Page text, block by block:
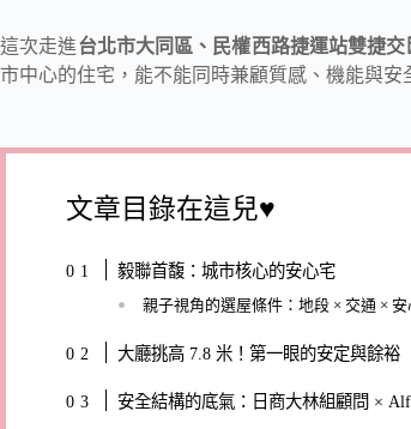
這次走進台北市大同區、民權西路捷運站雙捷交
市中心的住宅，能不能同時兼顧質感、機能與安
文章目錄在這兒♥
毅聯首馥：城市核心的安心宅
親子視角的選屋條件：地段 × 交通 × 安
大廳挑高 7.8 米！第一眼的安定與餘裕
安全結構的底氣：日商大林組顧問 ×